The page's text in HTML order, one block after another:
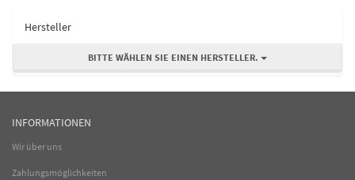
Hersteller
BITTE WÄHLEN SIE EINEN HERSTELLER.
INFORMATIONEN
Wir über uns
Zahlungsmöglichkeiten